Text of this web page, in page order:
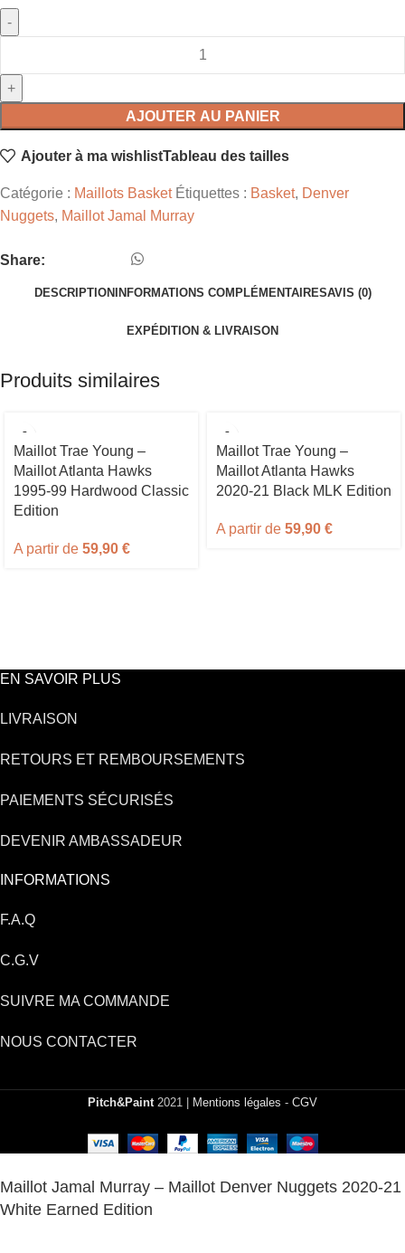
AJOUTER AU PANIER
Ajouter à ma wishlistTableau des tailles
Catégorie : Maillots Basket Étiquettes : Basket, Denver
Nuggets, Maillot Jamal Murray
Share:
DESCRIPTION INFORMATIONS COMPLÉMENTAIRESAVIS (0)
EXPÉDITION & LIVRAISON
Produits similaires
Maillot Trae Young –
Maillot Atlanta Hawks
1995-99 Hardwood Classic
Edition
A partir de 59,90 €
Maillot Trae Young –
Maillot Atlanta Hawks
2020-21 Black MLK Edition
A partir de 59,90 €
EN SAVOIR PLUS
LIVRAISON
RETOURS ET REMBOURSEMENTS
PAIEMENTS SÉCURISÉS
DEVENIR AMBASSADEUR
INFORMATIONS
F.A.Q
C.G.V
SUIVRE MA COMMANDE
NOUS CONTACTER
Pitch&Paint 2021 | Mentions légales - CGV
Maillot Jamal Murray – Maillot Denver Nuggets 2020-21
White Earned Edition